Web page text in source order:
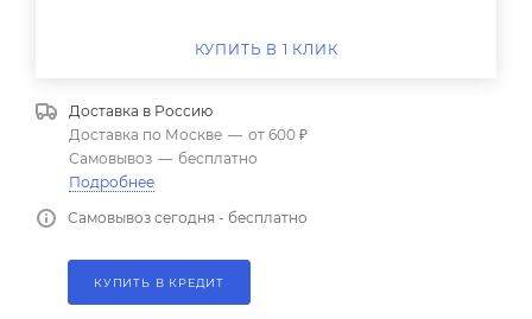
КУПИТЬ В 1 КЛИК
Доставка в Россию
Доставка по Москве — от 600 ₽
Самовывоз — бесплатно
Подробнее
Самовывоз сегодня - бесплатно
КУПИТЬ В КРЕДИТ